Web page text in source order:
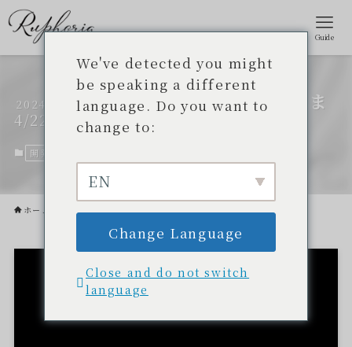
Guide
コスメのブランド名を発表しま
す！
2024
4/22
開発秘話
ホーム 開発秘話
We've detected you might
be speaking a different
language. Do you want to
change to:
EN
Change Language
Close and do not switch
language